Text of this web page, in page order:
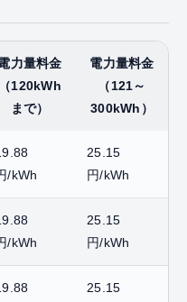
力量料金
（120kWh
まで）
電力量料金
（121～
300kWh）
/kWh
25.15
円/kWh
/kWh
25.15
円/kWh
25.15